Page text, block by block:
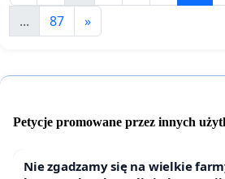
...
87 »
Petycje promowane przez innych
Nie zgadzamy się na wielkie